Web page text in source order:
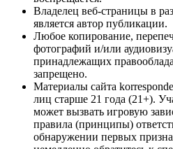
Владелец веб-страницы в
является автор публикации.
Любое копирование,
фотографий и/или
принадлежащих
запрещено.
Материалы сайта
лиц старше 21 года (21+).
может вызвать игровую
правила (принципы)
обнаружении первых